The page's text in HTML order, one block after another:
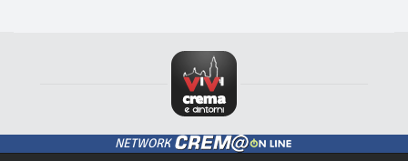
NETWORK